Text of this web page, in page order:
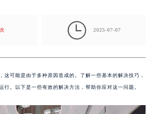
 2025-07-07
这可能是由于多种原因造成的。了解一些基本的解决技巧，
行。以下是一些有效的解决方法，帮助你应对这一问题。